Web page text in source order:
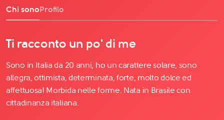
Chi sonoProfilo
Ti racconto un po' di me
Sono in Italia da 20 anni, ho un carattere solare, sono
allegra, ottimista, determinata, forte, molto dolce ed
affettuosa! Morbida nelle forme. Nata in Brasile con
cittadinanza italiana.